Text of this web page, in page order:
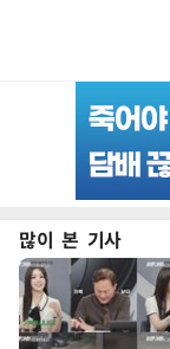
많이 본 기사